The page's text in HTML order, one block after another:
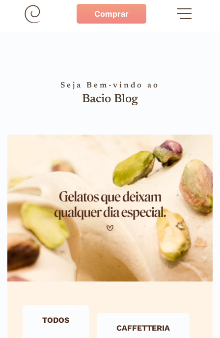
Comprar
Seja Bem-vindo ao
Bacio Blog
TODOS
CAFFETTERIA